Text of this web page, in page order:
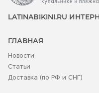
LATINABIKINI.RU
ГЛАВНАЯ
Новости
Статьи
Доставка (по РФ и СНГ)